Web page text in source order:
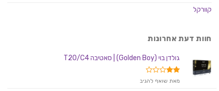
קוורקל
חוות דעת אחרונות
גולדן בוי (Golden Boy) | סאטיבה T20/C4
דורג
מאת שואף להגיב